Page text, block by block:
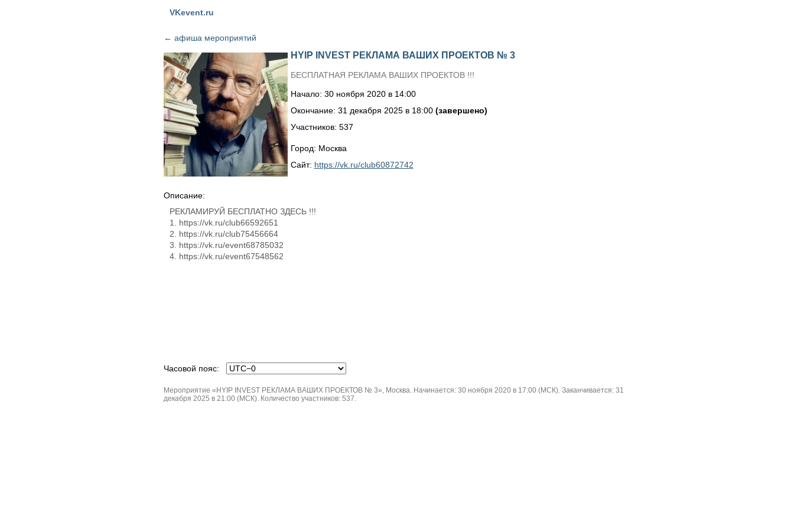
VKevent.ru
← афиша мероприятий
HYIP INVEST РЕКЛАМА ВАШИХ ПРОЕКТОВ № 3
БЕСПЛАТНАЯ РЕКЛАМА ВАШИХ ПРОЕКТОВ !!!
Начало: 30 ноября 2020 в 14:00
Окончание: 31 декабря 2025 в 18:00 (завершено)
Участников: 537
Город: Москва
Сайт: https://vk.ru/club60872742
Описание:
РЕКЛАМИРУЙ БЕСПЛАТНО ЗДЕСЬ !!!
1. https://vk.ru/club66592651
2. https://vk.ru/club75456664
3. https://vk.ru/event68785032
4. https://vk.ru/event67548562
Часовой пояс:
Мероприятие «HYIP INVEST РЕКЛАМА ВАШИХ ПРОЕКТОВ № 3», Москва. Начинается: 30 ноября 2020 в 17:00 (МСК). Заканчивается: 31
декабря 2025 в 21:00 (МСК). Количество участников: 537.